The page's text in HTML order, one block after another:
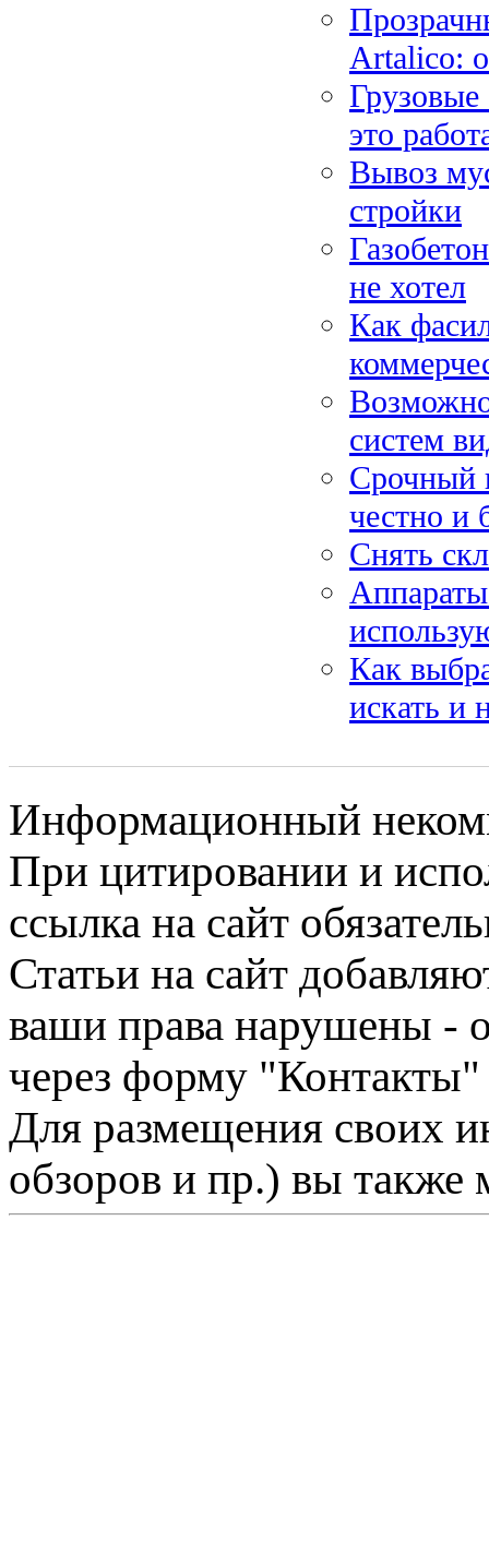
Artalico:
Грузовые
это
Вывоз
стройки
не хотел
Как
систем
Срочный
честно и
Снять
Как
искать и
Информационный
При цитировании и
ссылка на сайт
Статьи на сайт
ваши права нарушены -
через форму "Контакты"
Для размещения своих
обзоров и пр.) вы также